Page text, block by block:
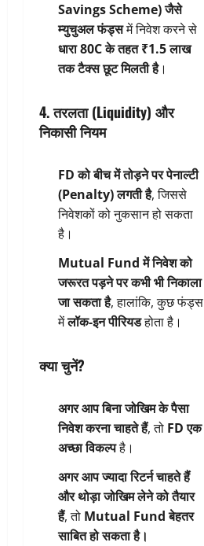
Savings Scheme) जैसे
म्युचुअल फंड्समें निवेश करने से
धारा 80C के तहत ₹1.5 लाख
तक टैक्स छूट मिलती है।
4. तरलता (Liquidity) और
निकासी नियम
FD को बीच में तोड़ने पर पेनाल्टी
(Penalty) लगती है, जिससे
निवेशकों को नुकसान हो सकता
है।
Mutual Fund में निवेश को
जरूरत पड़ने पर कभी भी निकाला
जा सकता है, हालांकि, कुछ फंड्स
मेंलॉक-इन पीरियडहोता है।
क्या चुनें?
अगर आप बिना जोखिम के पैसा
निवेश करना चाहते हैं, तो FD एक
अच्छा विकल्पहै।
अगर आप ज्यादा रिटर्न चाहते हैं
और थोड़ा जोखिम लेने को तैयार
हैं, तो Mutual Fund बेहतर
साबित हो सकता है।